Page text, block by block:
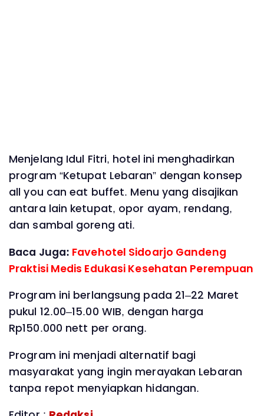
Menjelang Idul Fitri, hotel ini menghadirkan
program “Ketupat Lebaran” dengan konsep
all you can eat buffet. Menu yang disajikan
antara lain ketupat, opor ayam, rendang,
dan sambal goreng ati.
Baca Juga: Favehotel Sidoarjo Gandeng
Praktisi Medis Edukasi Kesehatan Perempuan
Program ini berlangsung pada 21–22 Maret
pukul 12.00–15.00 WIB, dengan harga
Rp150.000 nett per orang.
Program ini menjadi alternatif bagi
masyarakat yang ingin merayakan Lebaran
tanpa repot menyiapkan hidangan.